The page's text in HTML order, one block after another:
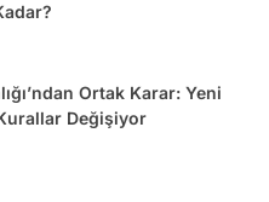
Ortak Karar: Yeni
Değişiyor